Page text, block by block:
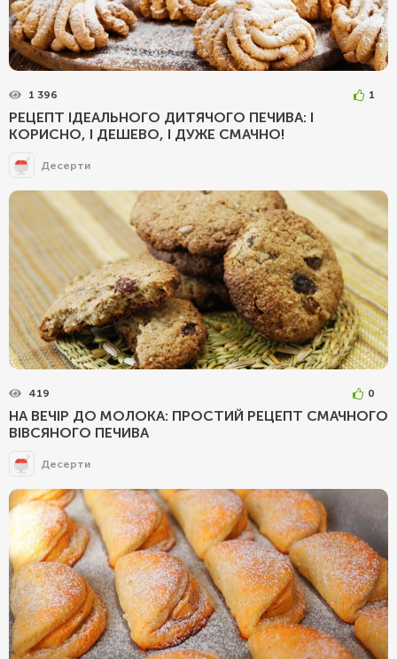
1 396 1
РЕЦЕПТ ІДЕАЛЬНОГО ДИТЯЧОГО ПЕЧИВА: І
КОРИСНО, І ДЕШЕВО, І ДУЖЕ СМАЧНО!
Десерти
419 0
НА ВЕЧІР ДО МОЛОКА: ПРОСТИЙ РЕЦЕПТ СМАЧНОГО
ВІВСЯНОГО ПЕЧИВА
Десерти